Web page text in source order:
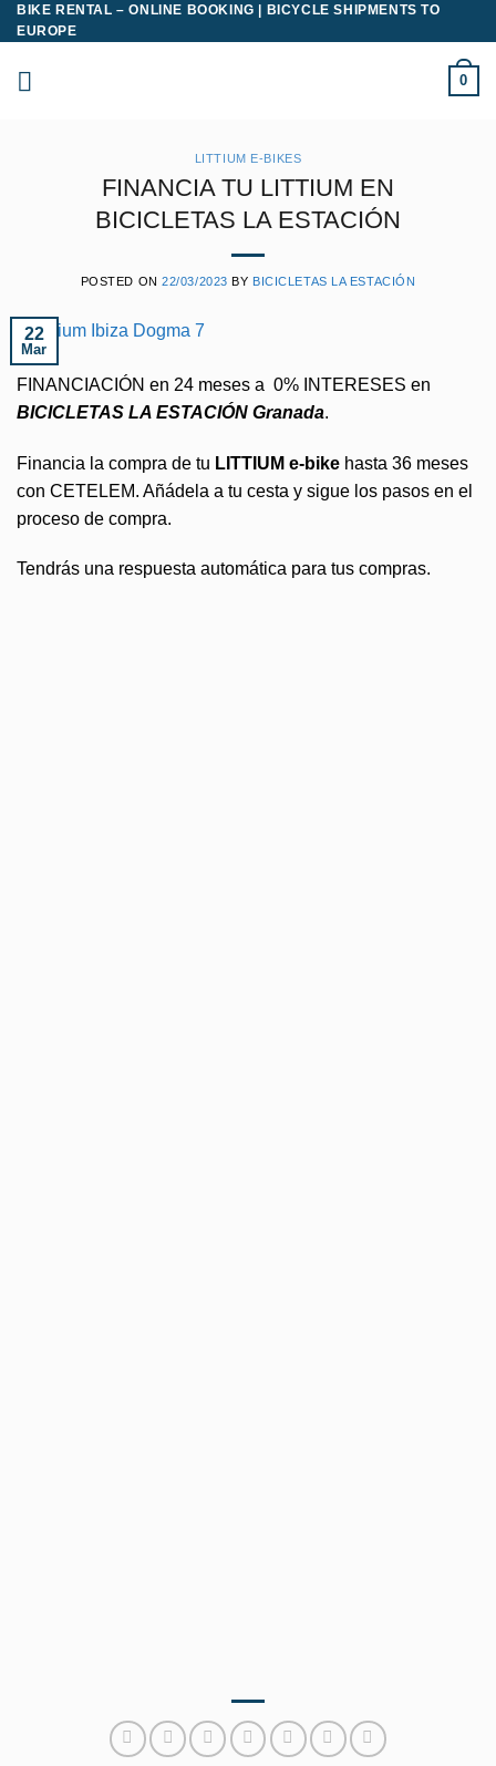
Saltar
al
contenido
BIKE RENTAL – ONLINE BOOKING | BICYCLE SHIPMENTS TO
EUROPE
0
LITTIUM E-BIKES
FINANCIA TU LITTIUM EN
BICICLETAS LA ESTACIÓN
POSTED ON22/03/2023 BY BICICLETAS LA ESTACIÓN
22
Mar
FINANCIACIÓN en 24 meses a 0% INTERESES en
BICICLETAS LA ESTACIÓN Granada.
Financia la compra de tu LITTIUM e-bike hasta 36 meses
con CETELEM. Añádela a tu cesta y sigue los pasos en el
proceso de compra.
Tendrás una respuesta automática para tus compras.